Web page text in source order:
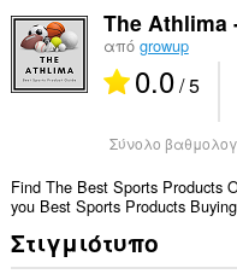
The Athlima
από growup
0.0/ 5
Σύνολο
Find The Best Sports Products
you Best Sports Products
Στιγμιότυπο